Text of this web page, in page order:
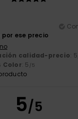
ese precio
calidad-precio: 5
Color: 5 /5
5/5